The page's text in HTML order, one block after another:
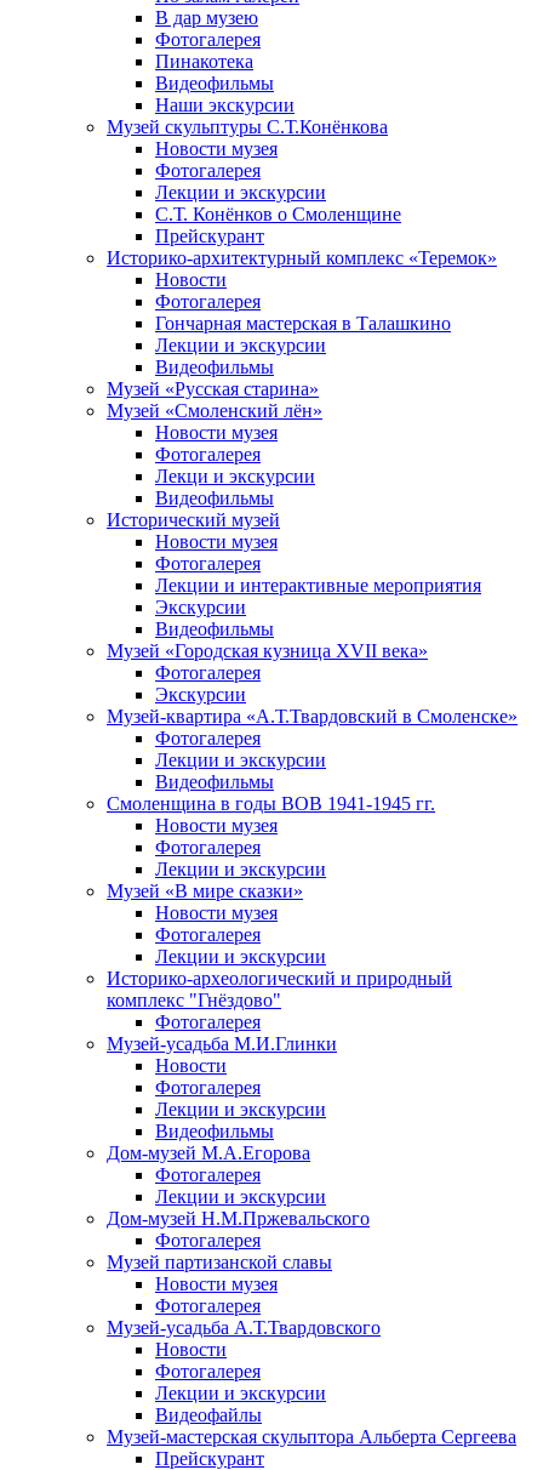
В дар музею
Фотогалерея
Пинакотека
Видеофильмы
Наши экскурсии
Музей скульптуры С.Т.Конёнкова
Новости музея
Фотогалерея
Лекции и экскурсии
С.Т. Конёнков о Смоленщине
Прейскурант
Историко-архитектурный комплекс «Теремок»
Новости
Фотогалерея
Гончарная мастерская в Талашкино
Лекции и экскурсии
Видеофильмы
Музей «Русская старина»
Музей «Смоленский лён»
Новости музея
Фотогалерея
Лекци и экскурсии
Видеофильмы
Исторический музей
Новости музея
Фотогалерея
Лекции и интерактивные мероприятия
Экскурсии
Видеофильмы
Музей «Городская кузница XVII века»
Фотогалерея
Экскурсии
Музей-квартира «А.Т.Твардовский в Смоленске»
Фотогалерея
Лекции и экскурсии
Видеофильмы
Смоленщина в годы ВОВ 1941-1945 гг.
Новости музея
Фотогалерея
Лекции и экскурсии
Музей «В мире сказки»
Новости музея
Фотогалерея
Лекции и экскурсии
Историко-археологический и природный
комплекс "Гнёздово"
Фотогалерея
Музей-усадьба М.И.Глинки
Новости
Фотогалерея
Лекции и экскурсии
Видеофильмы
Дом-музей М.А.Егорова
Фотогалерея
Лекции и экскурсии
Дом-музей Н.М.Пржевальского
Фотогалерея
Музей партизанской славы
Новости музея
Фотогалерея
Музей-усадьба А.Т.Твардовского
Новости
Фотогалерея
Лекции и экскурсии
Видеофайлы
Музей-мастерская скульптора Альберта Сергеева
Прейскурант